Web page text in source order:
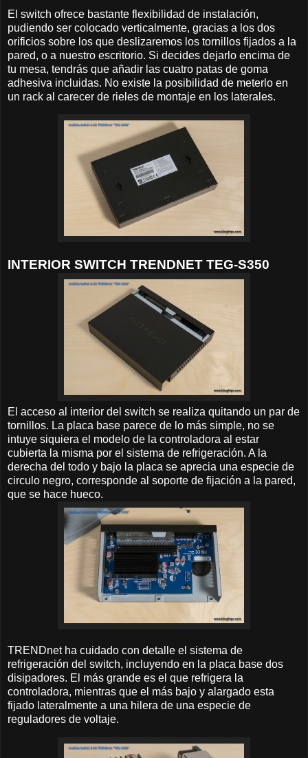
El switch ofrece bastante flexibilidad de instalación,
pudiendo ser colocado verticalmente, gracias a los dos
orificios sobre los que deslizaremos los tornillos fijados a la
pared, o a nuestro escritorio. Si decides dejarlo encima de
tu mesa, tendrás que añadir las cuatro patas de goma
adhesiva incluidas. No existe la posibilidad de meterlo en
un rack al carecer de rieles de montaje en los laterales.
INTERIOR SWITCH TRENDNET TEG-S350
El acceso al interior del switch se realiza quitando un par de
tornillos. La placa base parece de lo más simple, no se
intuye siquiera el modelo de la controladora al estar
cubierta la misma por el sistema de refrigeración. A la
derecha del todo y bajo la placa se aprecia una especie de
circulo negro, corresponde al soporte de fijación a la pared,
que se hace hueco.
TRENDnet ha cuidado con detalle el sistema de
refrigeración del switch, incluyendo en la placa base dos
disipadores. El más grande es el que refrigera la
controladora, mientras que el más bajo y alargado esta
fijado lateralmente a una hilera de una especie de
reguladores de voltaje.